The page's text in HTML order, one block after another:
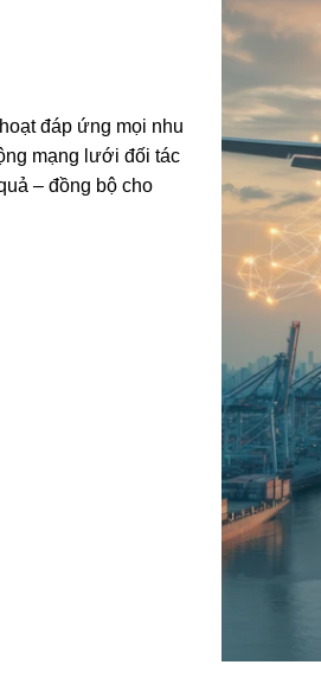
đáp ứng mọi nhu
mạng lưới đối tác
– đồng bộ cho